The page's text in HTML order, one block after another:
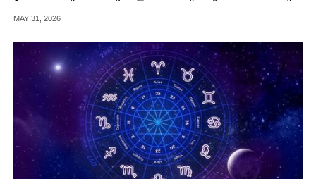
സമയം നല്ലതാണ്. ശുഭദിനം ബുധൻ.
MAY 31, 2026